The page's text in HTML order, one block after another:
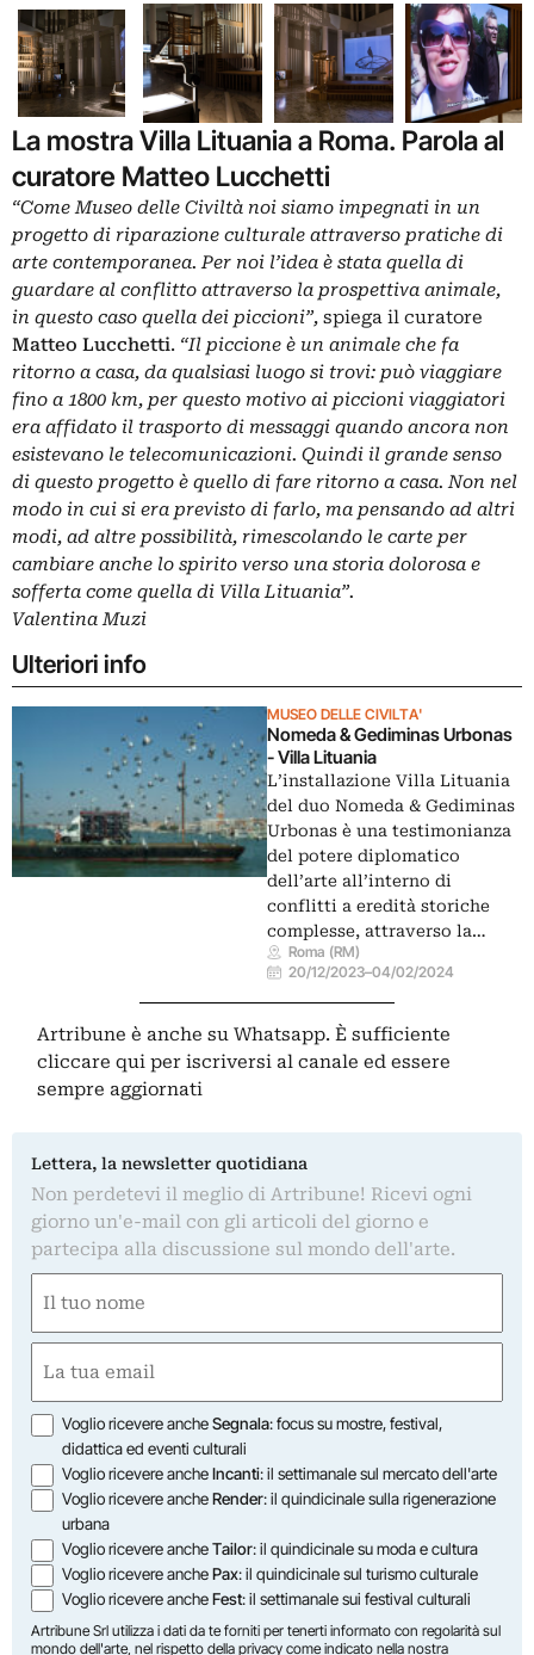
La mostra Villa Lituania a Roma. Parola al
curatore Matteo Lucchetti
“Come Museo delle Civiltà noi siamo impegnati in un
progetto di riparazione culturale attraverso pratiche di
arte contemporanea. Per noi l’idea è stata quella di
guardare al conflitto attraverso la prospettiva animale,
in questo caso quella dei piccioni”, spiega il curatore
Matteo Lucchetti. “Il piccione è un animale che fa
ritorno a casa, da qualsiasi luogo si trovi: può viaggiare
fino a 1800 km, per questo motivo ai piccioni viaggiatori
era affidato il trasporto di messaggi quando ancora non
esistevano le telecomunicazioni. Quindi il grande senso
di questo progetto è quello di fare ritorno a casa. Non nel
modo in cui si era previsto di farlo, ma pensando ad altri
modi, ad altre possibilità, rimescolando le carte per
cambiare anche lo spirito verso una storia dolorosa e
sofferta come quella di Villa Lituania”.
Valentina Muzi
Ulteriori info
MUSEO DELLE CIVILTA'
Nomeda & Gediminas Urbonas
- Villa Lituania
L’installazione Villa Lituania
del duo Nomeda & Gediminas
Urbonas è una testimonianza
del potere diplomatico
dell’arte all’interno di
conflitti a eredità storiche
complesse, attraverso la…
Roma (RM)
20/12/2023–04/02/2024
Artribune è anche su Whatsapp. È sufficiente
cliccare qui per iscriversi al canale ed essere
sempre aggiornati
Lettera, la newsletter quotidiana
Non perdetevi il meglio di Artribune! Ricevi ogni
giorno un'e-mail con gli articoli del giorno e
partecipa alla discussione sul mondo dell'arte.
(Obbligatorio)
Nome
(Obbligatorio)
Opzioni
Voglio ricevere ancheSegnala: focus su mostre, festival,
didattica ed eventi culturali
Voglio ricevere ancheIncanti: il settimanale sul mercato dell'arte
Voglio ricevere ancheRender: il quindicinale sulla rigenerazione
urbana
Voglio ricevere ancheTailor: il quindicinale su moda e cultura
Voglio ricevere anchePax: il quindicinale sul turismo culturale
Voglio ricevere ancheFest: il settimanale sui festival culturali
Artribune Srl utilizza i dati da te forniti per tenerti informato con regolarità sul
mondo dell'arte, nel rispetto della privacy come indicato nella nostra